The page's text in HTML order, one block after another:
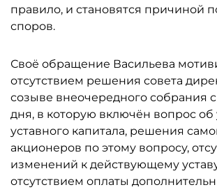
правило, и становятся причиной
споров.
Своё обращение Васильева
отсутствием решения совета
созыве внеочередного собрания
дня, в которую включён вопрос
уставного капитала, решения
акционеров по этому вопросу,
изменений к действующему
отсутствием оплаты